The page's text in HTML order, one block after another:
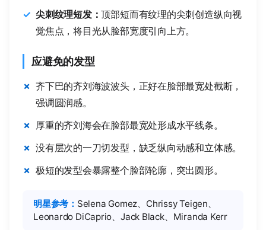
尖刺纹理短发：顶部短而有纹理的尖刺创造纵向视
觉焦点，将目光从脸部宽度引向上方。
应避免的发型
齐下巴的齐刘海波波头，正好在脸部最宽处截断，
强调圆润感。
厚重的齐刘海会在脸部最宽处形成水平线条。
没有层次的一刀切发型，缺乏纵向动感和立体感。
极短的发型会暴露整个脸部轮廓，突出圆形。
明星参考： Selena Gomez、Chrissy Teigen、
Leonardo DiCaprio、Jack Black、Miranda Kerr